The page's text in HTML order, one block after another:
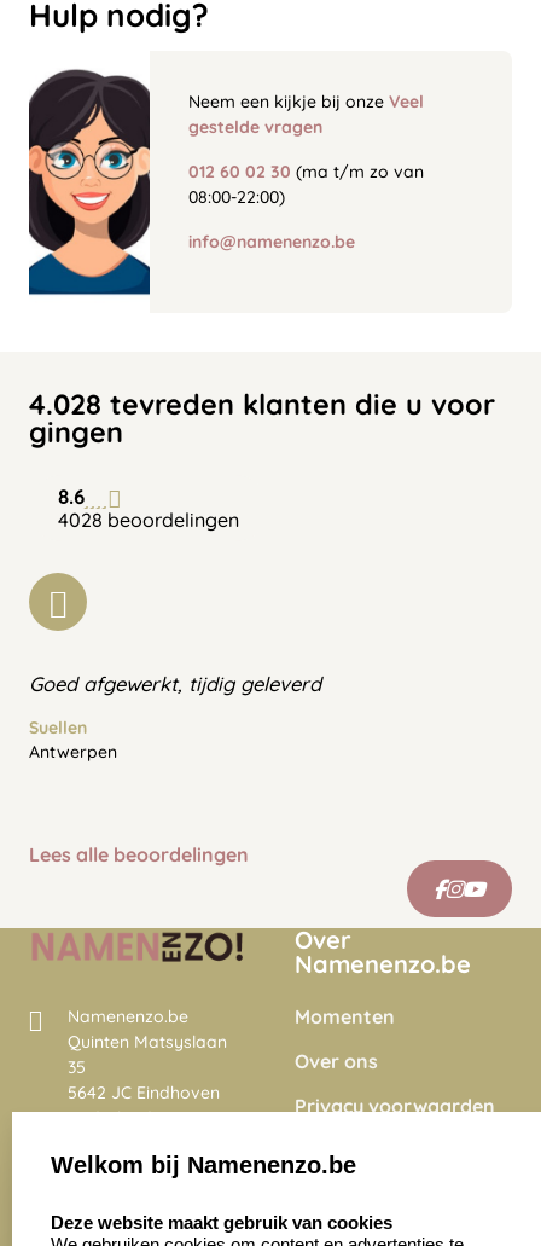
Hulp nodig?
Neem een kijkje bij onze Veel
gestelde vragen
012 60 02 30 (ma t/m zo van
08:00-22:00)
info@namenenzo.be
4.028 tevreden klanten die u voor
gingen
8.6
4028 beoordelingen
Goed afgewerkt, tijdig geleverd
Suellen
Antwerpen
Lees alle beoordelingen
Namenenzo.be
Quinten Matsyslaan
35
5642 JC Eindhoven
Nederland
4028 beoordelingen
Over
Namenenzo.be
Momenten
Over ons
Privacy voorwaarden
Onze vacatures
Welkom bij Namenenzo.be
Deze website maakt gebruik van cookies